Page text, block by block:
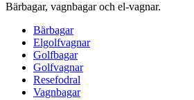
Bärbagar, vagnbagar och el-vagnar.
Bärbagar
Elgolfvagnar
Golfbagar
Golfvagnar
Resefodral
Vagnbagar